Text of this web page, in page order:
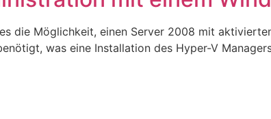
die Möglichkeit, einen Server 2008 mit
was eine Installation des Hyper-V